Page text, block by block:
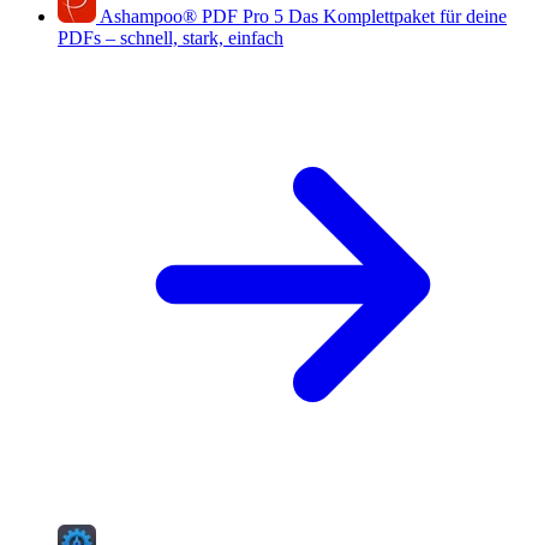
Ashampoo® PDF Pro 5 Das Komplettpaket für deine
PDFs – schnell, stark, einfach